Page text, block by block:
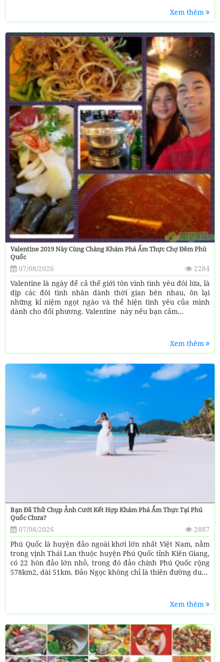
Xem thêm
Valentine 2019 Này Cùng Chàng Khám Phá Ẩm Thực Chợ Đêm Phú
Quốc
07/08/2026
2284
Valentine là ngày để cả thế giới tôn vinh tình yêu đôi lứa, là
dịp các đôi tình nhân dành thời gian bên nhau, ôn lại
những kỉ niệm ngọt ngào và thể hiện tình yêu của mình
dành cho đối phương. Valentine này nếu bạn cảm...
Xem thêm
Bạn Đã Thử Chụp Ảnh Cưới Kết Hợp Khám Phá Ẩm Thực Tại Phú
Quốc Chưa?
07/08/2026
2887
Phú Quốc là huyện đảo ngoài khơi lớn nhất Việt Nam, nằm
trong vịnh Thái Lan thuộc huyện Phú Quốc tỉnh Kiên Giang,
có 22 hòn đảo lớn nhỏ, trong đó đảo chính Phú Quốc rộng
578km2, dài 51km. Đảo Ngọc không chỉ là thiên đường du...
Xem thêm